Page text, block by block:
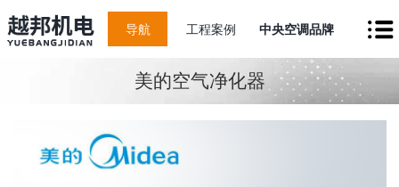
导航 工程案例 中央空调品牌
美的空气净化器